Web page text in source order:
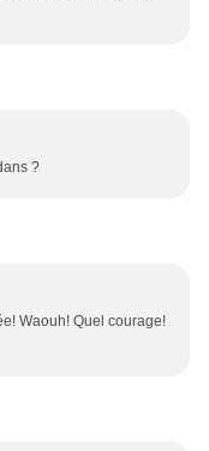
?
Waouh! Quel courage!